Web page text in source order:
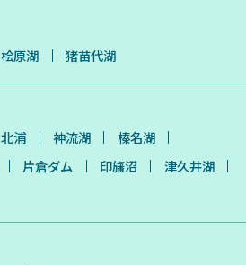
桧原湖 猪苗代湖
北浦 神流湖
榛名湖
片倉ダム 印旛沼
津久井湖